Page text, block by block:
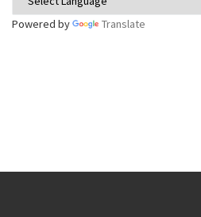
Powered by Translate